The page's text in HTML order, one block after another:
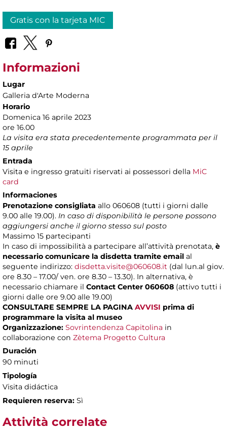
Gratis con la tarjeta MIC
Informazioni
Lugar
Galleria d'Arte Moderna
Horario
Domenica 16 aprile 2023
ore 16.00
La visita era stata precedentemente programmata per il
15 aprile
Entrada
Visita e ingresso gratuiti riservati ai possessori della MiC
card
Informaciones
Prenotazione consigliata allo 060608 (tutti i giorni dalle
9.00 alle 19.00). In caso di disponibilità le persone possono
aggiungersi anche il giorno stesso sul posto
Massimo 15 partecipanti
In caso di impossibilità a partecipare all’attività prenotata, è
necessario comunicare la disdetta tramite email al
seguente indirizzo: disdetta.visite@060608.it (dal lun.al giov.
ore 8.30 – 17.00/ ven. ore 8.30 – 13.30). In alternativa, è
necessario chiamare il Contact Center 060608 (attivo tutti i
giorni dalle ore 9.00 alle 19.00)
CONSULTARE SEMPRE LA PAGINA AVVISI prima di
programmare la visita al museo
Organizzazione: Sovrintendenza Capitolina in
collaborazione con Zètema Progetto Cultura
Duración
90 minuti
Tipología
Visita didáctica
Requieren reserva: Sì
Attività correlate